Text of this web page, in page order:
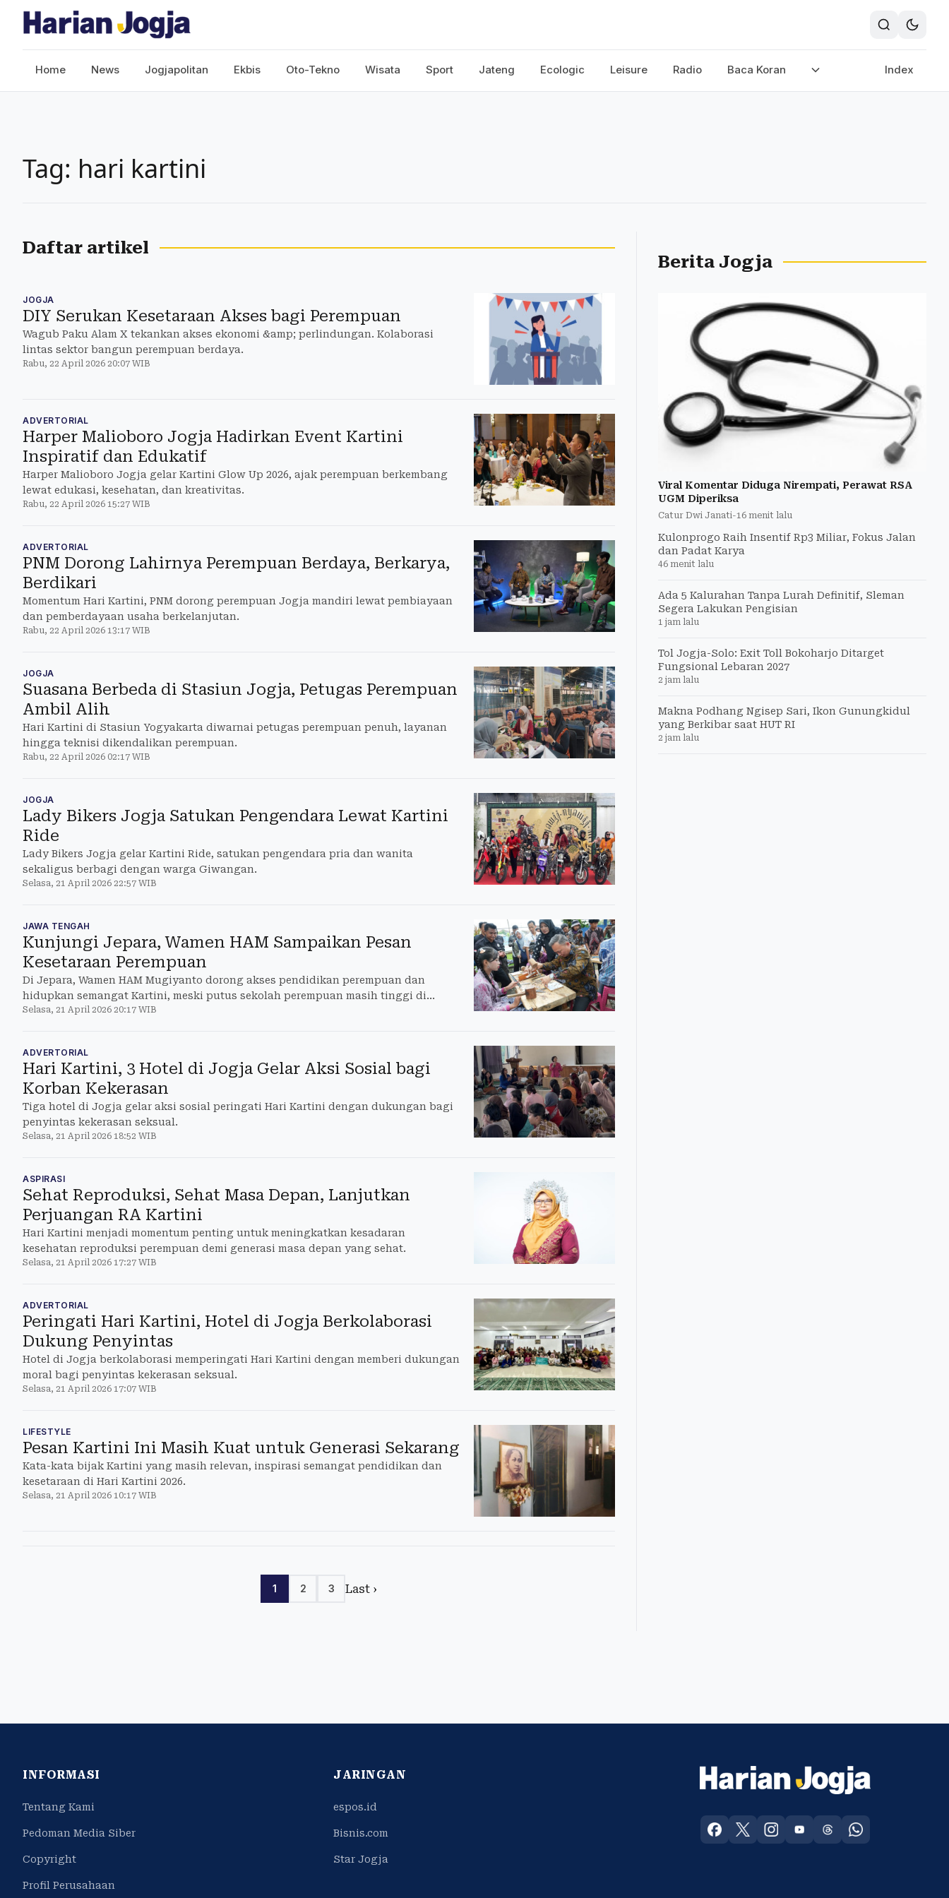
Home News Jogjapolitan Ekbis Oto-Tekno Wisata Sport Jateng Ecologic Leisure Radio Baca Koran Index
Tag: hari kartini
Daftar artikel
JOGJA
DIY Serukan Kesetaraan Akses bagi Perempuan
Wagub Paku Alam X tekankan akses ekonomi &amp; perlindungan. Kolaborasi
lintas sektor bangun perempuan berdaya.
Rabu, 22 April 2026 20:07 WIB
ADVERTORIAL
Harper Malioboro Jogja Hadirkan Event Kartini
Inspiratif dan Edukatif
Harper Malioboro Jogja gelar Kartini Glow Up 2026, ajak perempuan berkembang
lewat edukasi, kesehatan, dan kreativitas.
Rabu, 22 April 2026 15:27 WIB
ADVERTORIAL
PNM Dorong Lahirnya Perempuan Berdaya, Berkarya,
Berdikari
Momentum Hari Kartini, PNM dorong perempuan Jogja mandiri lewat pembiayaan
dan pemberdayaan usaha berkelanjutan.
Rabu, 22 April 2026 13:17 WIB
JOGJA
Suasana Berbeda di Stasiun Jogja, Petugas Perempuan
Ambil Alih
Hari Kartini di Stasiun Yogyakarta diwarnai petugas perempuan penuh, layanan
hingga teknisi dikendalikan perempuan.
Rabu, 22 April 2026 02:17 WIB
JOGJA
Lady Bikers Jogja Satukan Pengendara Lewat Kartini
Ride
Lady Bikers Jogja gelar Kartini Ride, satukan pengendara pria dan wanita
sekaligus berbagi dengan warga Giwangan.
Selasa, 21 April 2026 22:57 WIB
JAWA TENGAH
Kunjungi Jepara, Wamen HAM Sampaikan Pesan
Kesetaraan Perempuan
Di Jepara, Wamen HAM Mugiyanto dorong akses pendidikan perempuan dan
hidupkan semangat Kartini, meski putus sekolah perempuan masih tinggi di
wilayah tertinggal
Selasa, 21 April 2026 20:17 WIB
ADVERTORIAL
Hari Kartini, 3 Hotel di Jogja Gelar Aksi Sosial bagi
Korban Kekerasan
Tiga hotel di Jogja gelar aksi sosial peringati Hari Kartini dengan dukungan bagi
penyintas kekerasan seksual.
Selasa, 21 April 2026 18:52 WIB
ASPIRASI
Sehat Reproduksi, Sehat Masa Depan, Lanjutkan
Perjuangan RA Kartini
Hari Kartini menjadi momentum penting untuk meningkatkan kesadaran
kesehatan reproduksi perempuan demi generasi masa depan yang sehat.
Selasa, 21 April 2026 17:27 WIB
ADVERTORIAL
Peringati Hari Kartini, Hotel di Jogja Berkolaborasi
Dukung Penyintas
Hotel di Jogja berkolaborasi memperingati Hari Kartini dengan memberi dukungan
moral bagi penyintas kekerasan seksual.
Selasa, 21 April 2026 17:07 WIB
LIFESTYLE
Pesan Kartini Ini Masih Kuat untuk Generasi Sekarang
Kata-kata bijak Kartini yang masih relevan, inspirasi semangat pendidikan dan
kesetaraan di Hari Kartini 2026.
Selasa, 21 April 2026 10:17 WIB
1 2 3 Last ›
Berita Jogja
Viral Komentar Diduga Nirempati, Perawat RSA
UGM Diperiksa
Catur Dwi Janati-16 menit lalu
Kulonprogo Raih Insentif Rp3 Miliar, Fokus Jalan
dan Padat Karya
46 menit lalu
Ada 5 Kalurahan Tanpa Lurah Definitif, Sleman
Segera Lakukan Pengisian
1 jam lalu
Tol Jogja-Solo: Exit Toll Bokoharjo Ditarget
Fungsional Lebaran 2027
2 jam lalu
Makna Podhang Ngisep Sari, Ikon Gunungkidul
yang Berkibar saat HUT RI
2 jam lalu
INFORMASI
Tentang Kami
Pedoman Media Siber
Copyright
Profil Perusahaan
JARINGAN
espos.id
Bisnis.com
Star Jogja